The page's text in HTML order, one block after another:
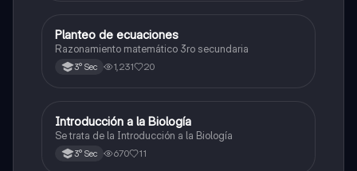
Matemáticas
Planteo de ecuaciones
Razonamiento matemático 3ro secundaria
3° Sec 1,231 20
Biología
Introducción a la Biología
Se trata de la Introducción a la Biología
3° Sec 670 11